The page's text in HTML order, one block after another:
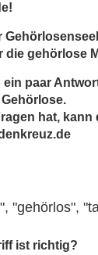
die gehörlose
ein paar
hat, kann
"gehörlos",
ist richtig?